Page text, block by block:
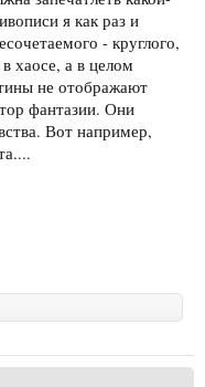
я как раз и
- круглого,
хаосе, а в целом
не отображают
фантазии. Они
Вот например,